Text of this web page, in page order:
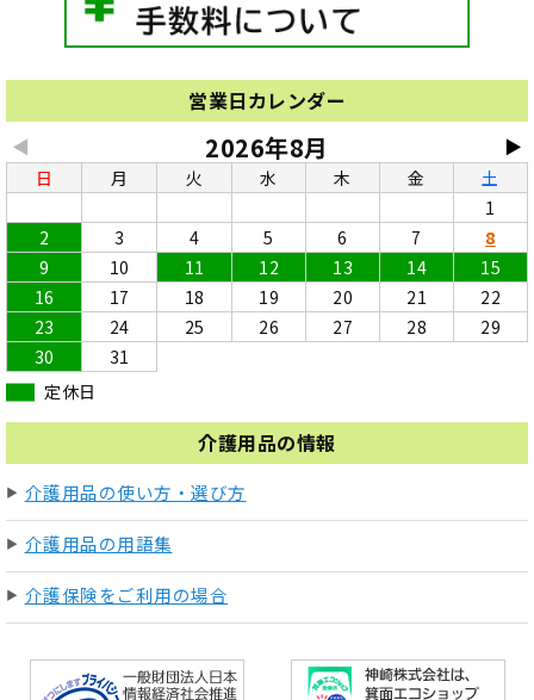
営業日カレンダー
◀ ▶
2026年8月
日 月 火 水 木 金
土
1
2
3 4 5 6 7
8
9
10 11 12 13 14
15
16
17 18 19 20 21
22
23
24 25 26 27 28
29
30
31
定休日
介護用品の情報
介護用品の使い方・選び方
介護用品の用語集
介護保険をご利用の場合